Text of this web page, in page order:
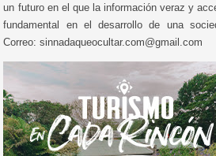
un futuro en el que la información veraz y
fundamental en el desarrollo de una
Correo: sinnadaqueocultar.com@gmail.com